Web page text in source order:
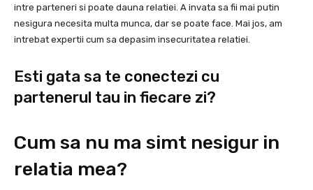
intre parteneri si poate dauna relatiei. A invata sa fii mai putin
nesigura necesita multa munca, dar se poate face. Mai jos, am
intrebat expertii cum sa depasim insecuritatea relatiei.
Esti gata sa te conectezi cu
partenerul tau in fiecare zi?
Cum sa nu ma simt nesigur in
relatia mea?